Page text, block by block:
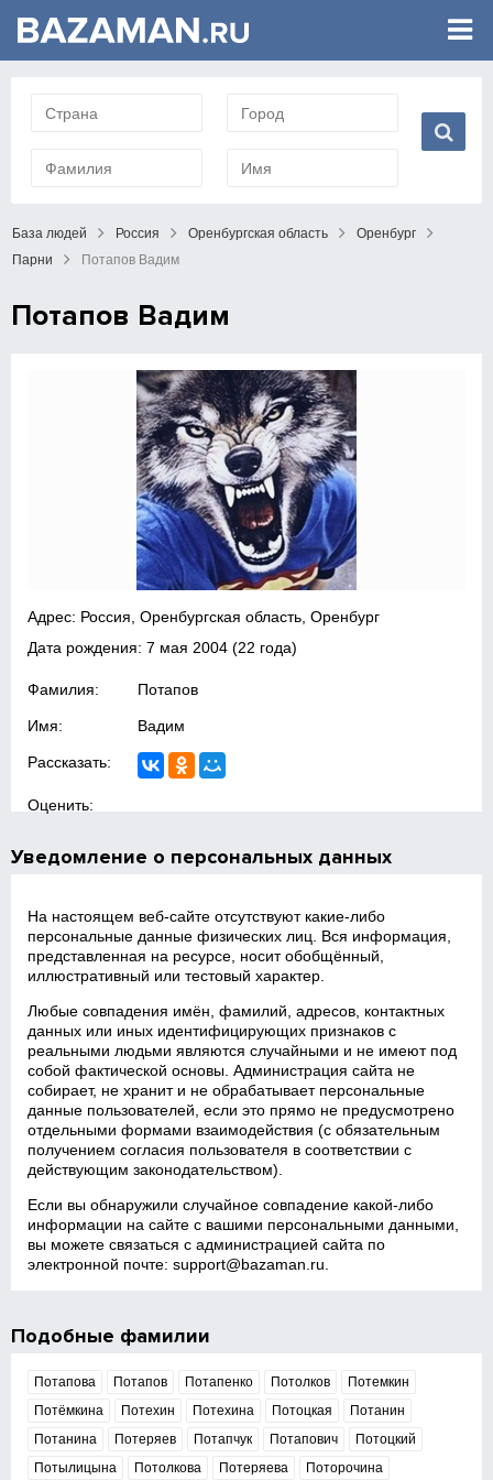
База людей Россия Оренбургская область
Оренбург
Парни
Потапов Вадим
Потапов Вадим
Адрес: Россия, Оренбургская область, Оренбург
Дата рождения:7 мая 2004 (22 года)
Фамилия: Потапов
Имя: Вадим
Рассказать:
Оценить:
Уведомление о персональных данных
На настоящем веб‑сайте отсутствуют какие‑либо
персональные данные физических лиц. Вся информация,
представленная на ресурсе, носит обобщённый,
иллюстративный или тестовый характер.
Любые совпадения имён, фамилий, адресов, контактных
данных или иных идентифицирующих признаков с
реальными людьми являются случайными и не имеют под
собой фактической основы. Администрация сайта не
собирает, не хранит и не обрабатывает персональные
данные пользователей, если это прямо не предусмотрено
отдельными формами взаимодействия (с обязательным
получением согласия пользователя в соответствии с
действующим законодательством).
Если вы обнаружили случайное совпадение какой‑либо
информации на сайте с вашими персональными данными,
вы можете связаться с администрацией сайта по
электронной почте:support@bazaman.ru
Подобные фамилии
Потапова Потапов Потапенко Потолков
Потемкин
Потёмкина
Потехин Потехина Потоцкая
Потанин
Потанина
Потеряев Потапчук Потапович
Потоцкий
Потылицына
Потолкова Потеряева Поторочина